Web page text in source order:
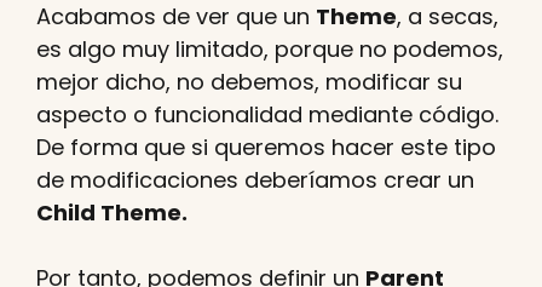
Acabamos de ver que un Theme, a secas,
es algo muy limitado, porque no podemos,
mejor dicho, no debemos, modificar su
aspecto o funcionalidad mediante código.
De forma que si queremos hacer este tipo
de modificaciones deberíamos crear un
Child Theme.
Por tanto, podemos definir un Parent